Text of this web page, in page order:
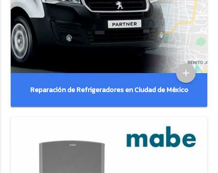
add
Reparación de Refrigeradores en Ciudad de México